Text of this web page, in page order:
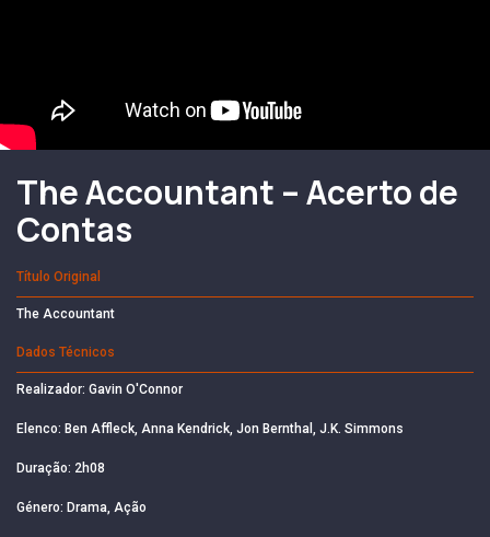
The Accountant – Acerto de
Contas
Título Original
The Accountant
Dados Técnicos
Realizador: Gavin O'Connor
Elenco: Ben Affleck, Anna Kendrick, Jon Bernthal, J.K. Simmons
Duração: 2h08
Género: Drama, Ação